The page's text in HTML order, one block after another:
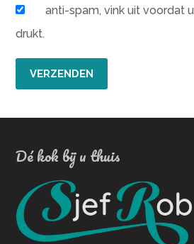
anti-spam, vink uit voordat
drukt.
Dé kok bij u thuis